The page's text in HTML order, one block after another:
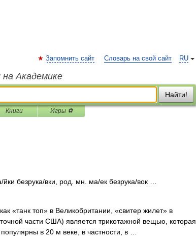
RU
Запомнить сайт Словарь на свой сайт
на Академике
Найти!
Книги Игры ⚽
безрука/вки, род. мн. ма/ек безрука/вок …
«танк топ» в Великобритании, «свитер жилет» в
части США) является трикотажной вещью, которая
в 20 м веке, в частности, в …